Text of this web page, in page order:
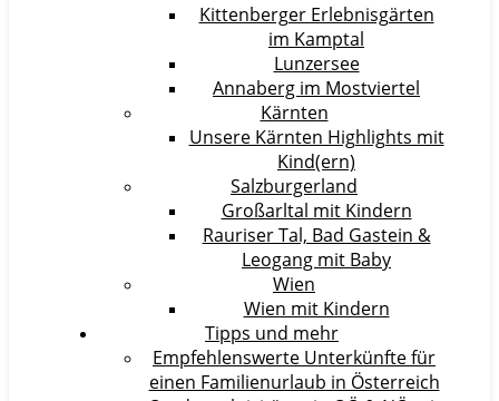
Kittenberger Erlebnisgärten
im Kamptal
Lunzersee
Annaberg im Mostviertel
Kärnten
Unsere Kärnten Highlights mit
Kind(ern)
Salzburgerland
Großarltal mit Kindern
Rauriser Tal, Bad Gastein &
Leogang mit Baby
Wien
Wien mit Kindern
Tipps und mehr
Empfehlenswerte Unterkünfte für
einen Familienurlaub in Österreich